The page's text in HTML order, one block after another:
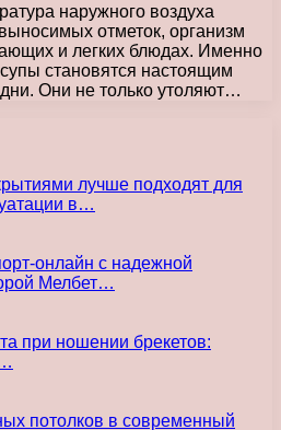
наружного воздуха
отметок, организм
и легких блюдах. Именно
становятся настоящим
Они не только утоляют…
лучше подходят для
в…
онлайн с надежной
Мелбет…
при ношении брекетов:
потолков в современный